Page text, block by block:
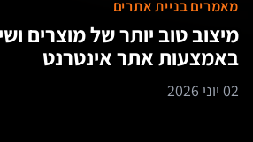
מאמרים בניית אתרים
מיצוב טוב יותר של מוצרים
באמצעות אתר אינטרנט
02 יוני 2026